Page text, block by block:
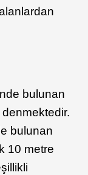
bulunan
bulunan
10 metre